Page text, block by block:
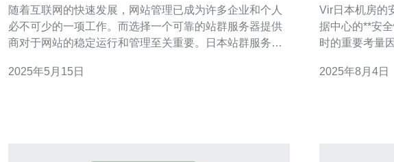
随着互联网的快速发展，网站管理已成为许多企业和个人
必不可少的一项工作。而选择一个可靠的站群服务器提供
商对于网站的稳定运行和管理至关重要。日本站群服务器
多优势，首先是其稳定的网络环境。日本拥有发达的互联
2025年5月15日
Vir日本机房的
据中心的**安
时的重要考量
稳定性的三个关键点的总结
2025年8月4日